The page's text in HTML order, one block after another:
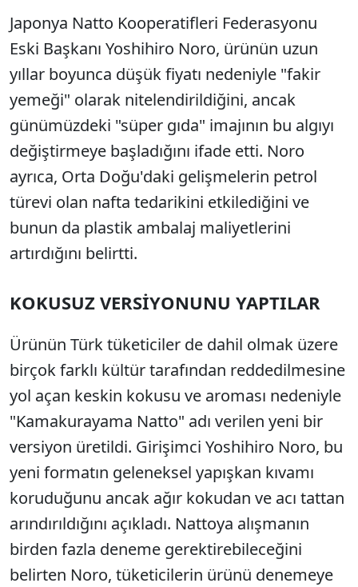
Japonya Natto Kooperatifleri Federasyonu
Eski Başkanı Yoshihiro Noro, ürünün uzun
yıllar boyunca düşük fiyatı nedeniyle "fakir
yemeği" olarak nitelendirildiğini, ancak
günümüzdeki "süper gıda" imajının bu algıyı
değiştirmeye başladığını ifade etti. Noro
ayrıca, Orta Doğu'daki gelişmelerin petrol
türevi olan nafta tedarikini etkilediğini ve
bunun da plastik ambalaj maliyetlerini
artırdığını belirtti.
KOKUSUZ VERSİYONUNU YAPTILAR
Ürünün Türk tüketiciler de dahil olmak üzere
birçok farklı kültür tarafından reddedilmesine
yol açan keskin kokusu ve aroması nedeniyle
"Kamakurayama Natto" adı verilen yeni bir
versiyon üretildi. Girişimci Yoshihiro Noro, bu
yeni formatın geleneksel yapışkan kıvamı
koruduğunu ancak ağır kokudan ve acı tattan
arındırıldığını açıkladı. Nattoya alışmanın
birden fazla deneme gerektirebileceğini
belirten Noro, tüketicilerin ürünü denemeye